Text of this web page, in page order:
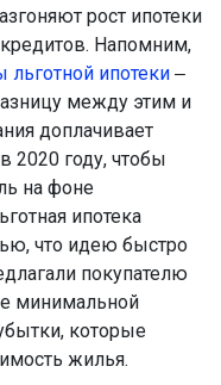
рост ипотеки
Напомним,
льготной ипотеки ‒
между этим и
доплачивает
2020 году, чтобы
на фоне
ипотека
что идею быстро
покупателю
минимальной
которые
жилья.